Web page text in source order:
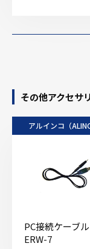
その他アクセサ
アルインコ（
PC接続ケーブル
ERW-7